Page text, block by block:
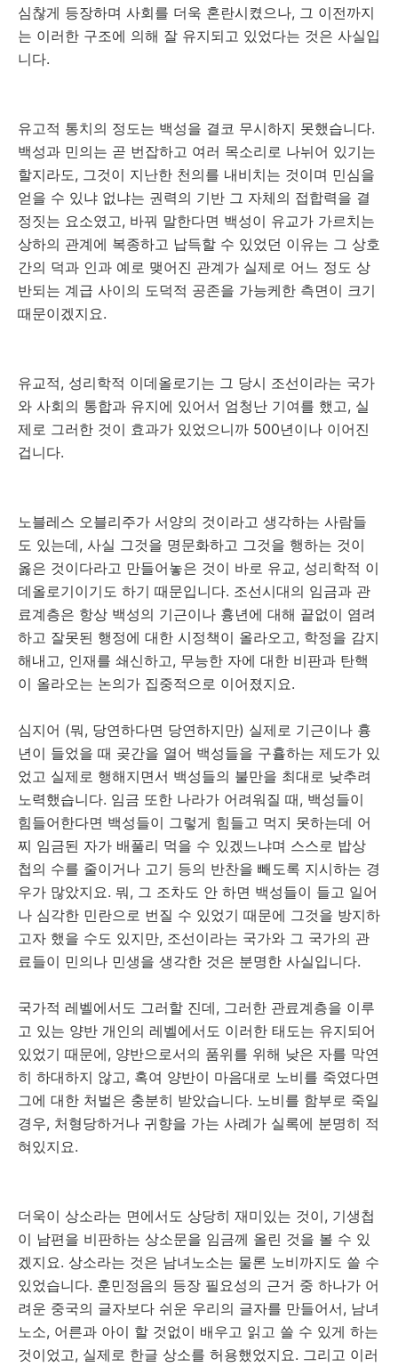
심찮게 등장하며 사회를 더욱 혼란시켰으나, 그 이전까지
는 이러한 구조에 의해 잘 유지되고 있었다는 것은 사실입
니다.
유고적 통치의 정도는 백성을 결코 무시하지 못했습니다.
백성과 민의는 곧 번잡하고 여러 목소리로 나뉘어 있기는
할지라도, 그것이 지난한 천의를 내비치는 것이며 민심을
얻을 수 있냐 없냐는 권력의 기반 그 자체의 접합력을 결
정짓는 요소였고, 바꿔 말한다면 백성이 유교가 가르치는
상하의 관계에 복종하고 납득할 수 있었던 이유는 그 상호
간의 덕과 인과 예로 맺어진 관계가 실제로 어느 정도 상
반되는 계급 사이의 도덕적 공존을 가능케한 측면이 크기
때문이겠지요.
유교적, 성리학적 이데올로기는 그 당시 조선이라는 국가
와 사회의 통합과 유지에 있어서 엄청난 기여를 했고, 실
제로 그러한 것이 효과가 있었으니까 500년이나 이어진
겁니다.
노블레스 오블리주가 서양의 것이라고 생각하는 사람들
도 있는데, 사실 그것을 명문화하고 그것을 행하는 것이
옳은 것이다라고 만들어놓은 것이 바로 유교, 성리학적 이
데올로기이기도 하기 때문입니다. 조선시대의 임금과 관
료계층은 항상 백성의 기근이나 흉년에 대해 끝없이 염려
하고 잘못된 행정에 대한 시정책이 올라오고, 학정을 감지
해내고, 인재를 쇄신하고, 무능한 자에 대한 비판과 탄핵
이 올라오는 논의가 집중적으로 이어졌지요.
심지어 (뭐, 당연하다면 당연하지만) 실제로 기근이나 흉
년이 들었을 때 곶간을 열어 백성들을 구휼하는 제도가 있
었고 실제로 행해지면서 백성들의 불만을 최대로 낮추려
노력했습니다. 임금 또한 나라가 어려워질 때, 백성들이
힘들어한다면 백성들이 그렇게 힘들고 먹지 못하는데 어
찌 임금된 자가 배풀리 먹을 수 있겠느냐며 스스로 밥상
첩의 수를 줄이거나 고기 등의 반찬을 빼도록 지시하는 경
우가 많았지요. 뭐, 그 조차도 안 하면 백성들이 들고 일어
나 심각한 민란으로 번질 수 있었기 때문에 그것을 방지하
고자 했을 수도 있지만, 조선이라는 국가와 그 국가의 관
료들이 민의나 민생을 생각한 것은 분명한 사실입니다.
국가적 레벨에서도 그러할 진데, 그러한 관료계층을 이루
고 있는 양반 개인의 레벨에서도 이러한 태도는 유지되어
있었기 때문에, 양반으로서의 품위를 위해 낮은 자를 막연
히 하대하지 않고, 혹여 양반이 마음대로 노비를 죽였다면
그에 대한 처벌은 충분히 받았습니다. 노비를 함부로 죽일
경우, 처형당하거나 귀향을 가는 사례가 실록에 분명히 적
혀있지요.
더욱이 상소라는 면에서도 상당히 재미있는 것이, 기생첩
이 남편을 비판하는 상소문을 임금께 올린 것을 볼 수 있
겠지요. 상소라는 것은 남녀노소는 물론 노비까지도 쓸 수
있었습니다. 훈민정음의 등장 필요성의 근거 중 하나가 어
려운 중국의 글자보다 쉬운 우리의 글자를 만들어서, 남녀
노소, 어른과 아이 할 것없이 배우고 읽고 쓸 수 있게 하는
것이었고, 실제로 한글 상소를 허용했었지요. 그리고 이러